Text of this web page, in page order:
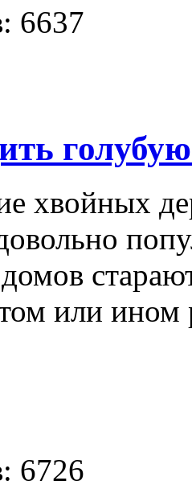
6637
хвойных
или ином
6726